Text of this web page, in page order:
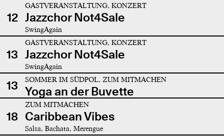
12
GASTVERANSTALTUNG, KONZERT
Jazzchor Not4Sale
SwingAgain
13
GASTVERANSTALTUNG, KONZERT
Jazzchor Not4Sale
SwingAgain
13 SOMMER IM SÜDPOL, ZUM MITMACHEN
Yoga an der Buvette
18
ZUM MITMACHEN
Caribbean Vibes
Salsa, Bachata, Merengue